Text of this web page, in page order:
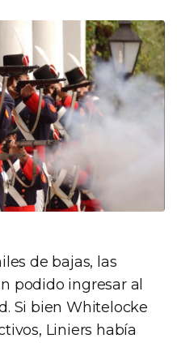
de bajas, las
podido ingresar al
Si bien Whitelocke
Liniers había